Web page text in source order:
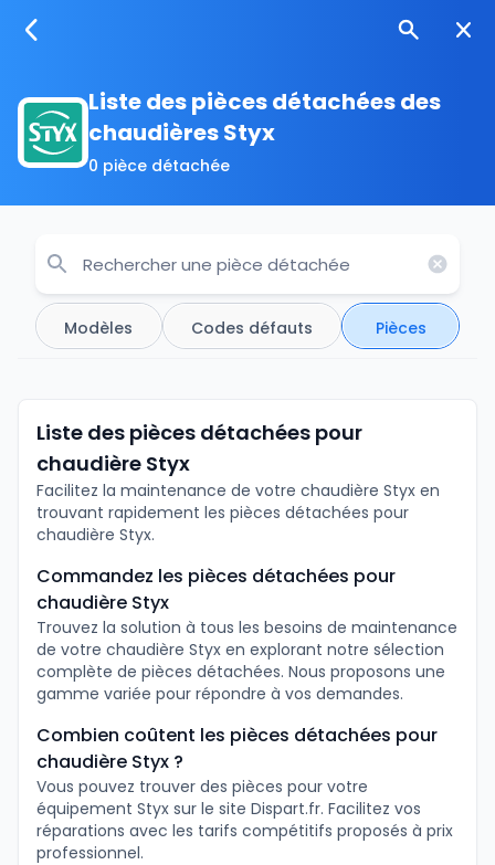
Liste des pièces détachées des
chaudières Styx
0 pièce détachée
Modèles Codes défauts Pièces
Liste des pièces détachées pour
chaudière Styx
Facilitez la maintenance de votre chaudière Styx en
trouvant rapidement les pièces détachées pour
chaudière Styx.
Commandez les pièces détachées pour
chaudière Styx
Trouvez la solution à tous les besoins de maintenance
de votre chaudière Styx en explorant notre sélection
complète de pièces détachées. Nous proposons une
gamme variée pour répondre à vos demandes.
Combien coûtent les pièces détachées pour
chaudière Styx ?
Vous pouvez trouver des pièces pour votre
équipement Styx sur le site Dispart.fr. Facilitez vos
réparations avec les tarifs compétitifs proposés à prix
professionnel.